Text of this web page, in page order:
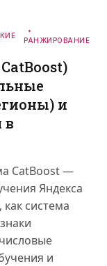
РАНЖИРОВАНИЕ
и
в
CatBoost —
Яндекса
система
и